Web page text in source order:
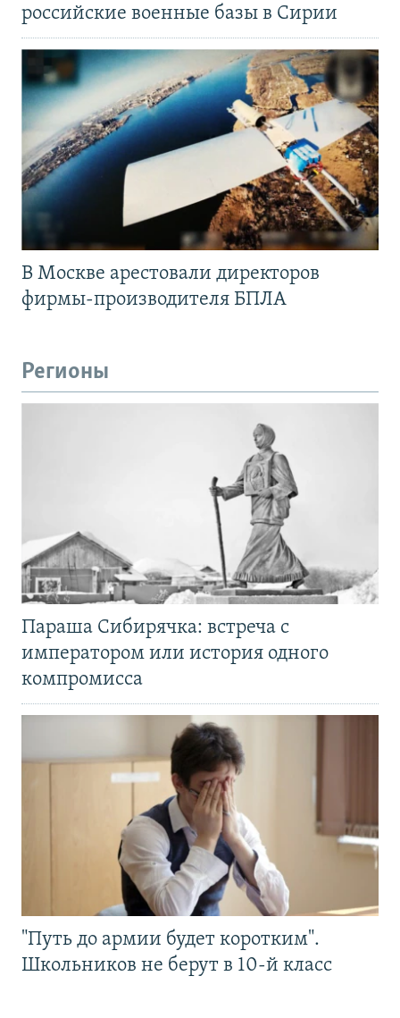
российские военные базы в Сирии
В Москве арестовали директоров
фирмы-производителя БПЛА
Регионы
Параша Сибирячка: встреча с
императором или история одного
компромисса
"Путь до армии будет коротким".
Школьников не берут в 10-й класс